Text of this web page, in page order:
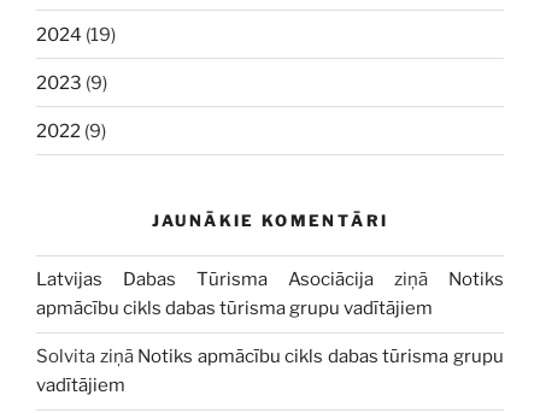
2024 (19)
2023 (9)
2022 (9)
JAUNĀKIE KOMENTĀRI
Latvijas Dabas Tūrisma Asociācija ziņā Notiks
apmācību cikls dabas tūrisma grupu vadītājiem
Solvita ziņā Notiks apmācību cikls dabas tūrisma grupu
vadītājiem